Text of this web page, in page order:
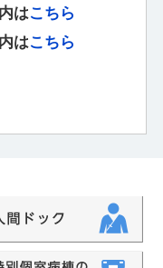
はこちら
はこちら